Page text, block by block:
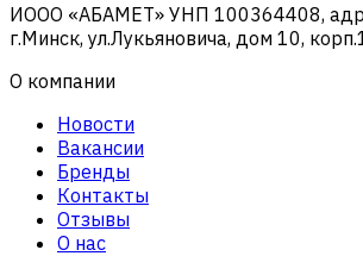
ИООО «АБАМЕТ» УНП 100364408,
г.Минск, ул.Лукьяновича, дом 10,
О компании
Новости
Вакансии
Бренды
Контакты
Отзывы
О нас